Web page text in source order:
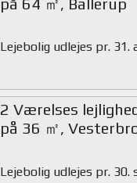
Lejebolig udlejes pr. 31.
2 Værelses
på 36 ㎡,
Lejebolig udlejes pr. 30.